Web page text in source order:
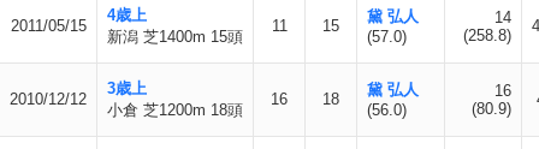
2011/05/15
4歳上
新潟 芝1400m 15頭
11 15
黛 弘人
(57.0)
14
(258.8)
2010/12/12
3歳上
小倉 芝1200m 18頭
16 18
黛 弘人
(56.0)
16
(80.9)